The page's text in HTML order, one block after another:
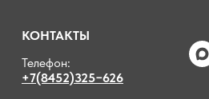
КОНТАКТЫ
Телефон:
+7(8452)325−626